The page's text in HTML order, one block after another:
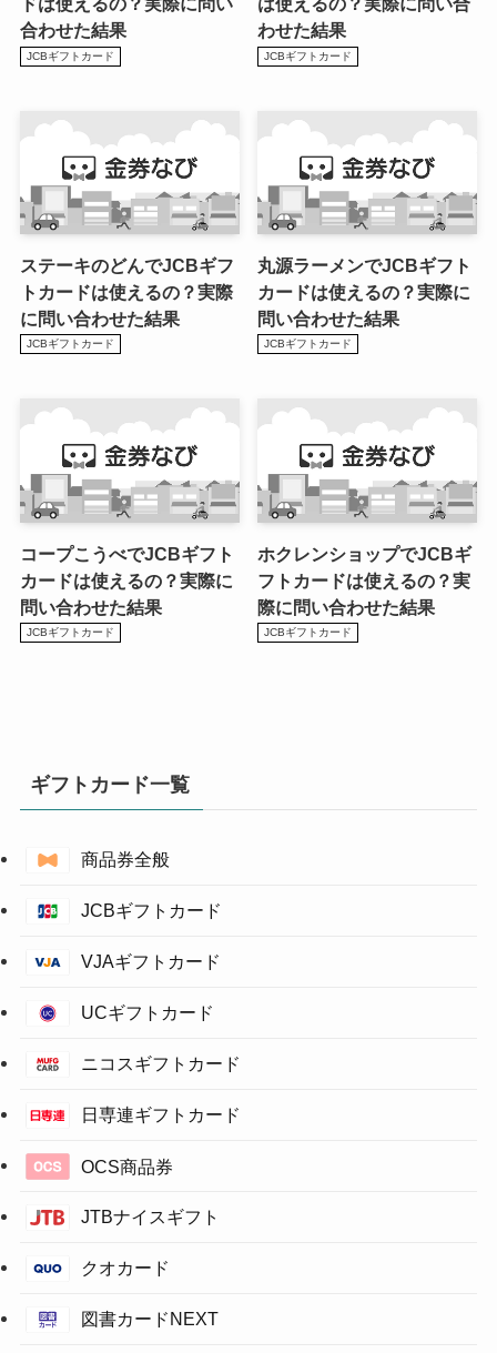
合わせた結果
JCBギフトカード
わせた結果
JCBギフトカード
ステーキのどんでJCBギフ
トカードは使えるの？実際
に問い合わせた結果
JCBギフトカード
丸源ラーメンでJCBギフト
カードは使えるの？実際に
問い合わせた結果
JCBギフトカード
コープこうべでJCBギフト
カードは使えるの？実際に
問い合わせた結果
JCBギフトカード
ホクレンショップでJCBギ
フトカードは使えるの？実
際に問い合わせた結果
JCBギフトカード
ギフトカード一覧
商品券全般
JCBギフトカード
VJAギフトカード
UCギフトカード
ニコスギフトカード
日専連ギフトカード
OCS商品券
JTBナイスギフト
クオカード
図書カードNEXT